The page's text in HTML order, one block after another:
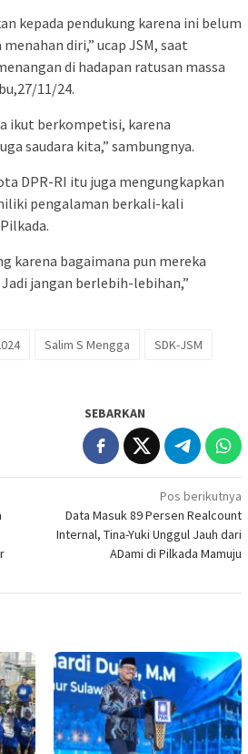
kepada pendukung karena ini belum
diri,” ucap JSM, saat
di hadapan ratusan massa
11/24.
ikut berkompetisi, karena
saudara kita,” sambungnya.
DPR-RI itu juga mengungkapkan
pengalaman berkali-kali
karena bagaimana pun mereka
jangan berlebih-lebihan,”
Salim S Mengga
SDK-JSM
SEBARKAN
Pos berikutnya
Data Masuk 89 Persen Realcount
Internal, Tina-Yuki Unggul Jauh dari
ADami di Pilkada Mamuju